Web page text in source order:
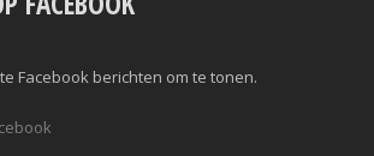
Facebook berichten om te tonen.